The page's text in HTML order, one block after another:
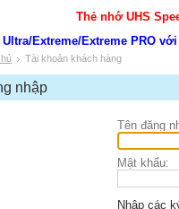
Thẻ nhớ UHS
Ultra/Extreme/Extreme PRO
Tài khoản khách hàng
nhập
Tên đăng
Mật khẩu:
Nhập các